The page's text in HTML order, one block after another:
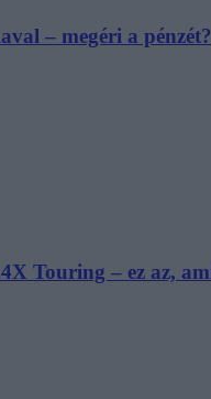
– megéri a pénzét?
Touring – ez az,